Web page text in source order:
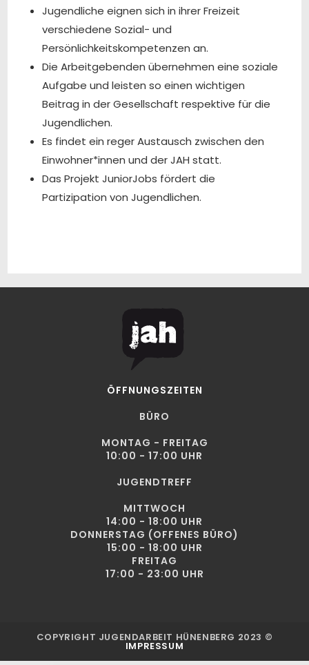
Jugendliche eignen sich in ihrer Freizeit
verschiedene Sozial- und
Persönlichkeitskompetenzen an.
Die Arbeitgebenden übernehmen eine soziale
Aufgabe und leisten so einen wichtigen
Beitrag in der Gesellschaft respektive für die
Jugendlichen.
Es findet ein reger Austausch zwischen den
Einwohner*innen und der JAH statt.
Das Projekt JuniorJobs fördert die
Partizipation von Jugendlichen.
ÖFFNUNGSZEITEN
BÜRO
MONTAG - FREITAG
10:00 - 17:00 UHR
JUGENDTREFF
MITTWOCH
14:00 - 18:00 UHR
DONNERSTAG (OFFENES BÜRO)
15:00 - 18:00 UHR
FREITAG
17:00 - 23:00 UHR
COPYRIGHT JUGENDARBEIT HÜNENBERG 2023 ©
IMPRESSUM